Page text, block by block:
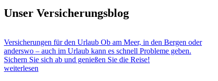
Unser Versicherungsblog
Versicherungen für den Urlaub Ob am Meer, in den Bergen oder
anderswo – auch im Urlaub kann es schnell Probleme geben.
Sichern Sie sich ab und genießen Sie die Reise!
weiterlesen